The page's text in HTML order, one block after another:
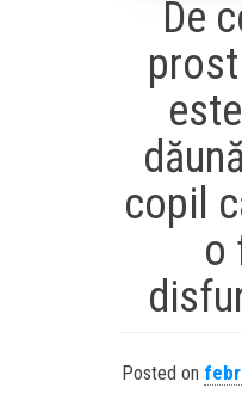
De
copil
o
Posted on